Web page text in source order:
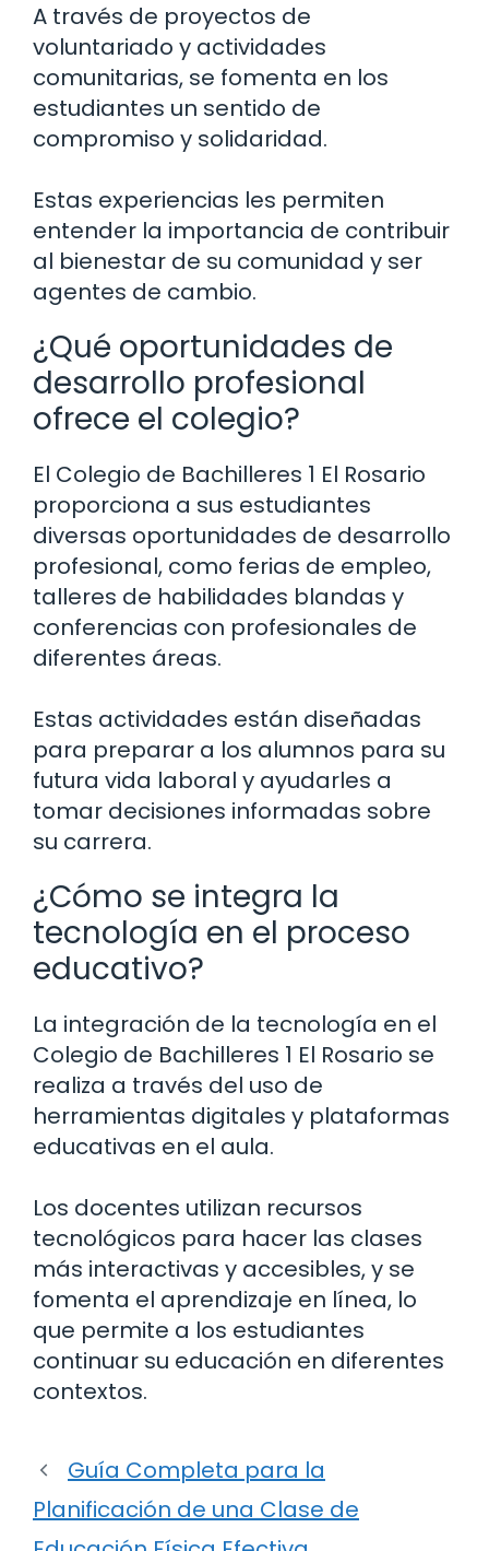
A través de proyectos de
voluntariado y actividades
comunitarias, se fomenta en los
estudiantes un sentido de
compromiso y solidaridad.
Estas experiencias les permiten
entender la importancia de contribuir
al bienestar de su comunidad y ser
agentes de cambio.
¿Qué oportunidades de
desarrollo profesional
ofrece el colegio?
El Colegio de Bachilleres 1 El Rosario
proporciona a sus estudiantes
diversas oportunidades de desarrollo
profesional, como ferias de empleo,
talleres de habilidades blandas y
conferencias con profesionales de
diferentes áreas.
Estas actividades están diseñadas
para preparar a los alumnos para su
futura vida laboral y ayudarles a
tomar decisiones informadas sobre
su carrera.
¿Cómo se integra la
tecnología en el proceso
educativo?
La integración de la tecnología en el
Colegio de Bachilleres 1 El Rosario se
realiza a través del uso de
herramientas digitales y plataformas
educativas en el aula.
Los docentes utilizan recursos
tecnológicos para hacer las clases
más interactivas y accesibles, y se
fomenta el aprendizaje en línea, lo
que permite a los estudiantes
continuar su educación en diferentes
contextos.
Guía Completa para la
Planificación de una Clase de